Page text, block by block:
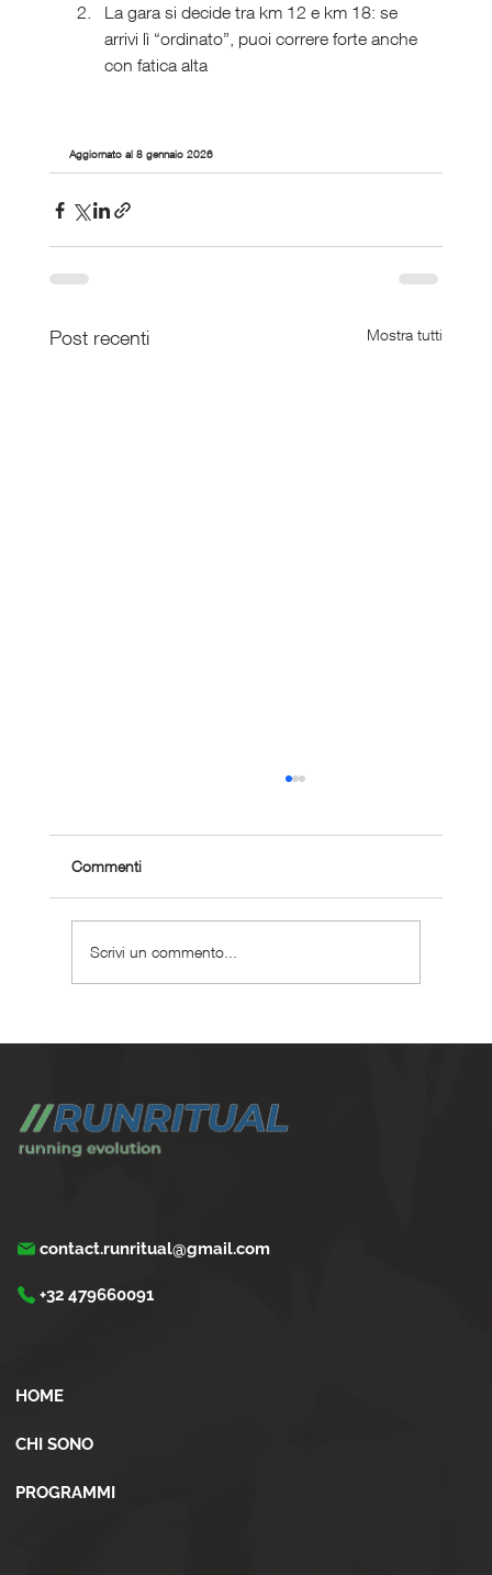
La gara si decide tra km 12 e km 18: se
arrivi lì “ordinato”, puoi correre forte anche
con fatica alta
Aggiornato al 8 gennaio 2026
Post recenti Mostra tutti
Commenti
Scrivi un commento...
contact.runritual@gmail.com
+32 479660091
HOME
CHI SONO
PROGRAMMI